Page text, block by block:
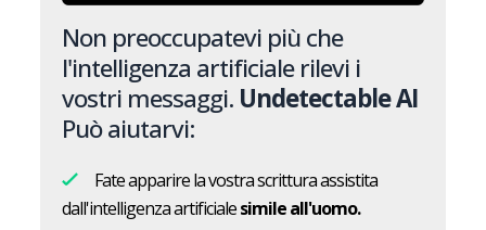
Non preoccupatevi più che
l'intelligenza artificiale rilevi i
vostri messaggi. Undetectable AI
Può aiutarvi:
Fate apparire la vostra scrittura assistita
dall'intelligenza artificialesimile all'uomo.